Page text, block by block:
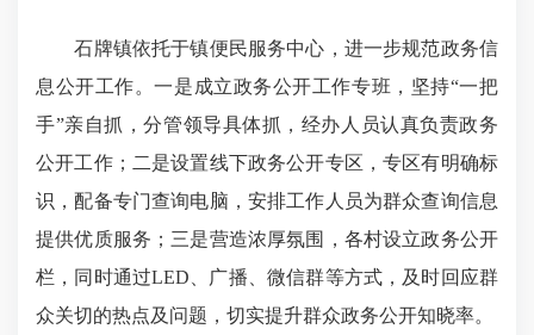
石牌镇依托于镇便民服务中心，进一步规范政务信
息公开工作。一是成立政务公开工作专班，坚持“一把
手”亲自抓，分管领导具体抓，经办人员认真负责政务
公开工作；二是设置线下政务公开专区，专区有明确标
识，配备专门查询电脑，安排工作人员为群众查询信息
提供优质服务；三是营造浓厚氛围，各村设立政务公开
栏， 同时通过LED、广播、微信群等方式， 及时回应群
众关切的热点及问题，切实提升群众政务公开知晓率。